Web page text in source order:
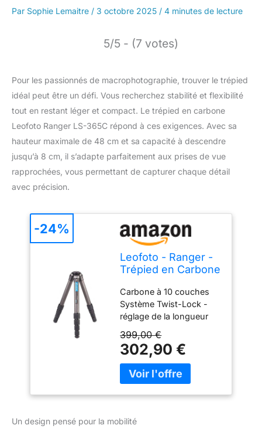
Par Sophie Lemaitre / 3 octobre 2025 / 4 minutes de lecture
5/5 - (7 votes)
Pour les passionnés de macrophotographie, trouver le trépied
idéal peut être un défi. Vous recherchez stabilité et flexibilité
tout en restant léger et compact. Le trépied en carbone
Leofoto Ranger LS-365C répond à ces exigences. Avec sa
hauteur maximale de 48 cm et sa capacité à descendre
jusqu’à 8 cm, il s’adapte parfaitement aux prises de vue
rapprochées, vous permettant de capturer chaque détail
avec précision.
Leofoto - Ranger -
Trépied en Carbone
cm - Min. Hauteur :
8 cm - Idéal pour la
macrophotographie
- LS-365C
Carbone à 10 couches
Système Twist-Lock -
réglage de la longueur
d'une seule main Faible
hauteur de travail
minimale grâce aux
jambes du trépied
399,00 €
302,90 €
-24%
Un design pensé pour la mobilité